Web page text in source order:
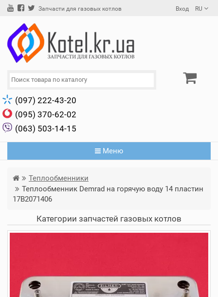
Запчасти для газовых котлов Вход RU
(097) 222-43-20
(095) 370-62-02
(063) 503-14-15
Меню
Теплообменники
Теплообменник Demrad на горячую воду 14 пластин
17B2071406
Категории запчастей газовых котлов